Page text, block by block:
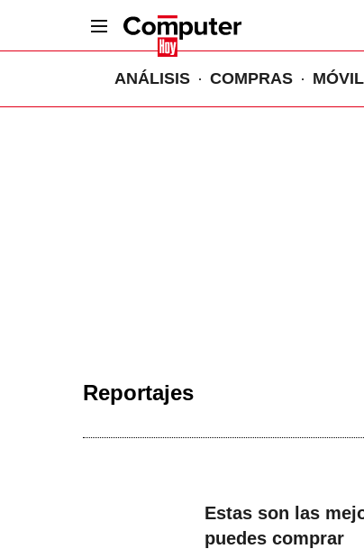
ANÁLISIS COMPRAS
Reportajes
Estas son las
puedes comprar